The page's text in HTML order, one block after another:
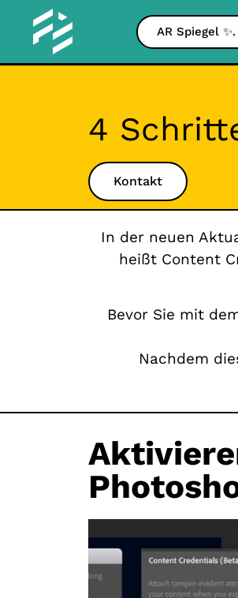
AR Spiegel ✨.
4
Kontakt
In der neuen
heißt Content
Bevor Sie mit
Nachdem